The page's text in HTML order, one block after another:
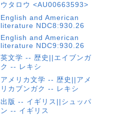
ウタロウ <AU00663593>
English and American
literature NDC8:930.26
English and American
literature NDC9:930.26
英文学 -- 歴史||エイブンガ
ク -- レキシ
アメリカ文学 -- 歴史||アメ
リカブンガク -- レキシ
出版 -- イギリス||シュッパ
ン -- イギリス